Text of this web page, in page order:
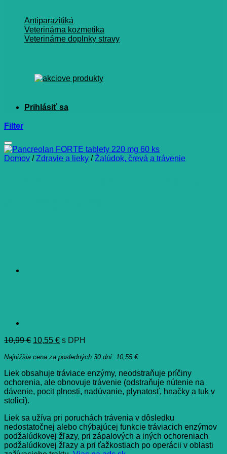
Antiparazitiká
Veterinárna kozmetika
Veterinárne doplnky stravy
Filter
Domov / Zdravie a lieky / Žalúdok, črevá a trávenie
10,99€ Pôvodná
bola:
10,55 €Aktuálna
je:
s DPH
Najnižšia cena za posledných 30 dní: 10,55 €
Liek obsahuje tráviace enzýmy, neodstraňuje príčiny
ochorenia, ale obnovuje trávenie (odstraňuje nútenie na
dávenie, pocit plnosti, nadúvanie, plynatosť, hnačky a tuk v
stolici).
Liek sa užíva pri poruchách trávenia v dôsledku
nedostatočnej alebo chýbajúcej funkcie tráviacich enzýmov
podžalúdkovej žľazy, pri zápalových a iných ochoreniach
podžalúdkovej žľazy a pri ťažkostiach po operácii v oblasti